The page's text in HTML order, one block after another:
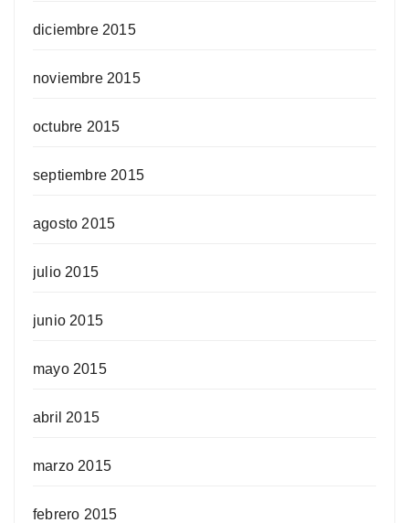
diciembre 2015
noviembre 2015
octubre 2015
septiembre 2015
agosto 2015
julio 2015
junio 2015
mayo 2015
abril 2015
marzo 2015
febrero 2015